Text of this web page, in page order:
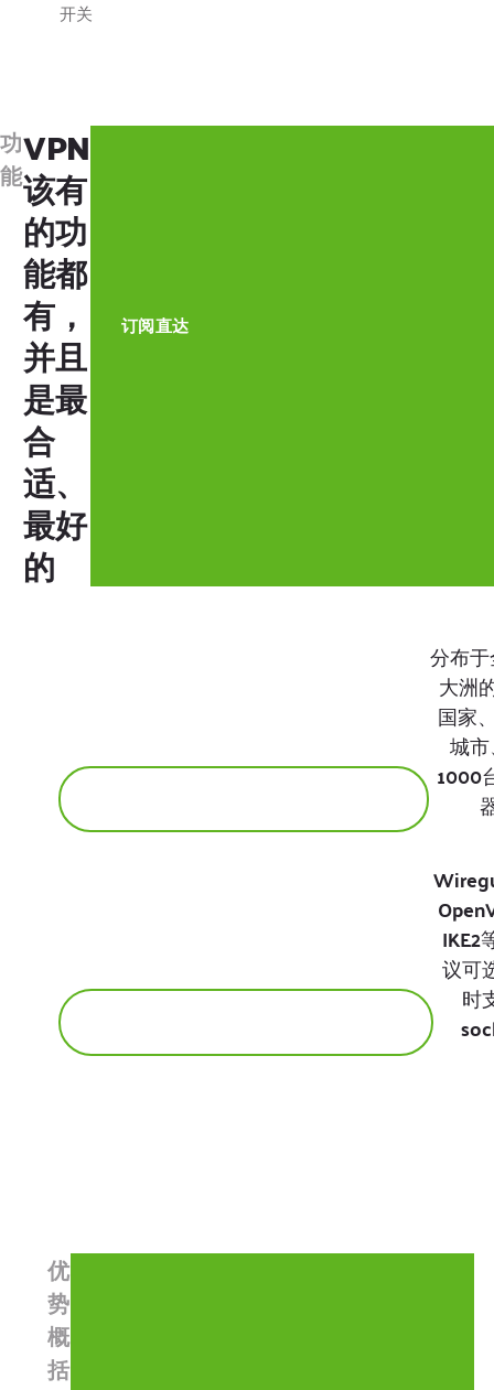
开关
功
能VPN
该有
的功
能都
有，
并且
是最
合
适、
最好
的
订阅直达
分布
大洲
国家
城
1000
IKE2
议可
时
优
势
概
括